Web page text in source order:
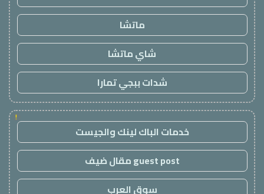
ماتشا
شاي ماتشا
شدات ببجي تمارا
!
خدمات الباك لينك والجيست
guest post مقال ضيف
سوق العرب